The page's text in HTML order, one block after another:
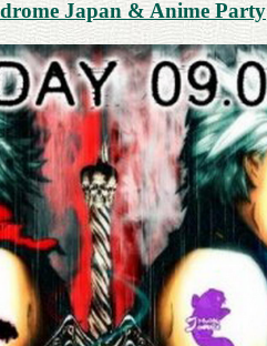
Japan & Anime Party